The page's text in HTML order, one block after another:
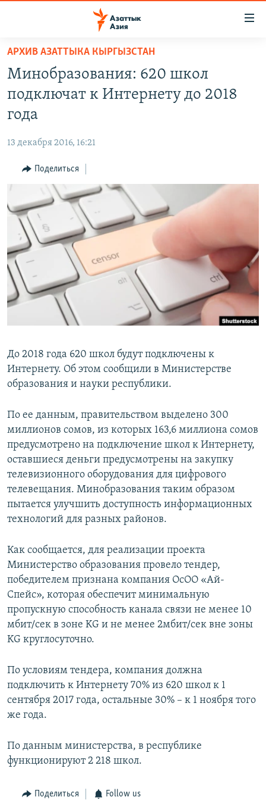
Вернуться
основному
содержанию
главной
навигации
Вернутся
ЦЕНТРАЛЬНАЯ АЗИЯ
КАЗАХСТАН
ТАДЖИКИСТАН
ҚАЗАҚША
КЫРГЫЗЧА
ТОҶИКӢ
TÜRKMENÇE
Все сайты РСЕ/РС
АРХИВ АЗАТТЫКА КЫРГЫЗСТАН
Минобразования: 620 школ
подключат к Интернету до 2018
года
13 декабря 2016, 16:21
Поделиться
До 2018 года 620 школ будут подключены к
Интернету. Об этом сообщили в Министерстве
образования и науки республики.
По ее данным, правительством выделено 300
миллионов сомов, из которых 163,6 миллиона сомов
предусмотрено на подключение школ к Интернету,
оставшиеся деньги предусмотрены на закупку
телевизионного оборудования для цифрового
телевещания. Минобразования таким образом
пытается улучшить доступность информационных
технологий для разных районов.
Как сообщается, для реализации проекта
Министерство образования провело тендер,
победителем признана компания ОсОО «Ай-
Спейс», которая обеспечит минимальную
пропускную способность канала связи не менее 10
мбит/сек в зоне KG и не менее 2мбит/сек вне зоны
KG круглосуточно.
По условиям тендера, компания должна
подключить к Интернету 70% из 620 школ к 1
сентября 2017 года, остальные 30% – к 1 ноября того
же года.
По данным министерства, в республике
функционируют 2 218 школ.
Поделиться Follow us